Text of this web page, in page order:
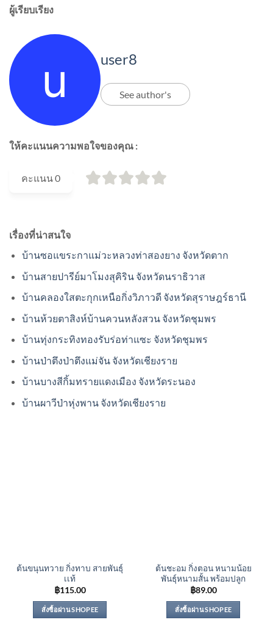
ผู้เรียบเรียง
user8
See author's
ให้คะแนนความพอใจของคุณ :
คะแนน0
เรื่องที่น่าสนใจ
บ้านซอแขระกาแม่วะหลวงท่าสองยาง จังหวัดตาก
บ้านสายปารีย์มาโมงสุคิริน จังหวัดนราธิวาส
บ้านคลองใสตะกุกเหนือกิ่งวิภาวดี จังหวัดสุราษฎร์ธานี
บ้านห้วยตาสิงห์บ้านควนหลังสวน จังหวัดชุมพร
บ้านทุ่งกระทิงทองรับร่อท่าแซะ จังหวัดชุมพร
บ้านป่าตึงป่าตึงแม่จัน จังหวัดเชียงราย
บ้านบางสีกิ้มทรายแดงเมือง จังหวัดระนอง
บ้านผาวีป่าหุ่งพาน จังหวัดเชียงราย
ต้นขนุนทวาย กิ่งทาบ สายพันธุ์
เเท้
฿115.00
สั่งซื้อผ่าน SHOPEE
ต้นชะอม กิ่งตอน หนามน้อย
พันธุ์หนามสั้น พร้อมปลูก
฿89.00
สั่งซื้อผ่าน SHOPEE